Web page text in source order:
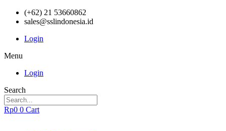
(+62) 21 53660862
sales@sslindonesia.id
Login
Menu
Login
Search
Rp0 0 Cart